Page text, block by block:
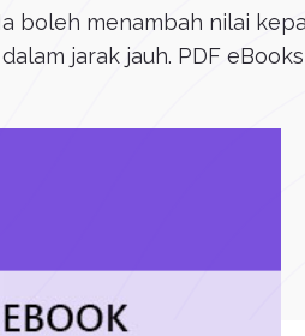
boleh menambah nilai
jarak jauh. PDF eBooks